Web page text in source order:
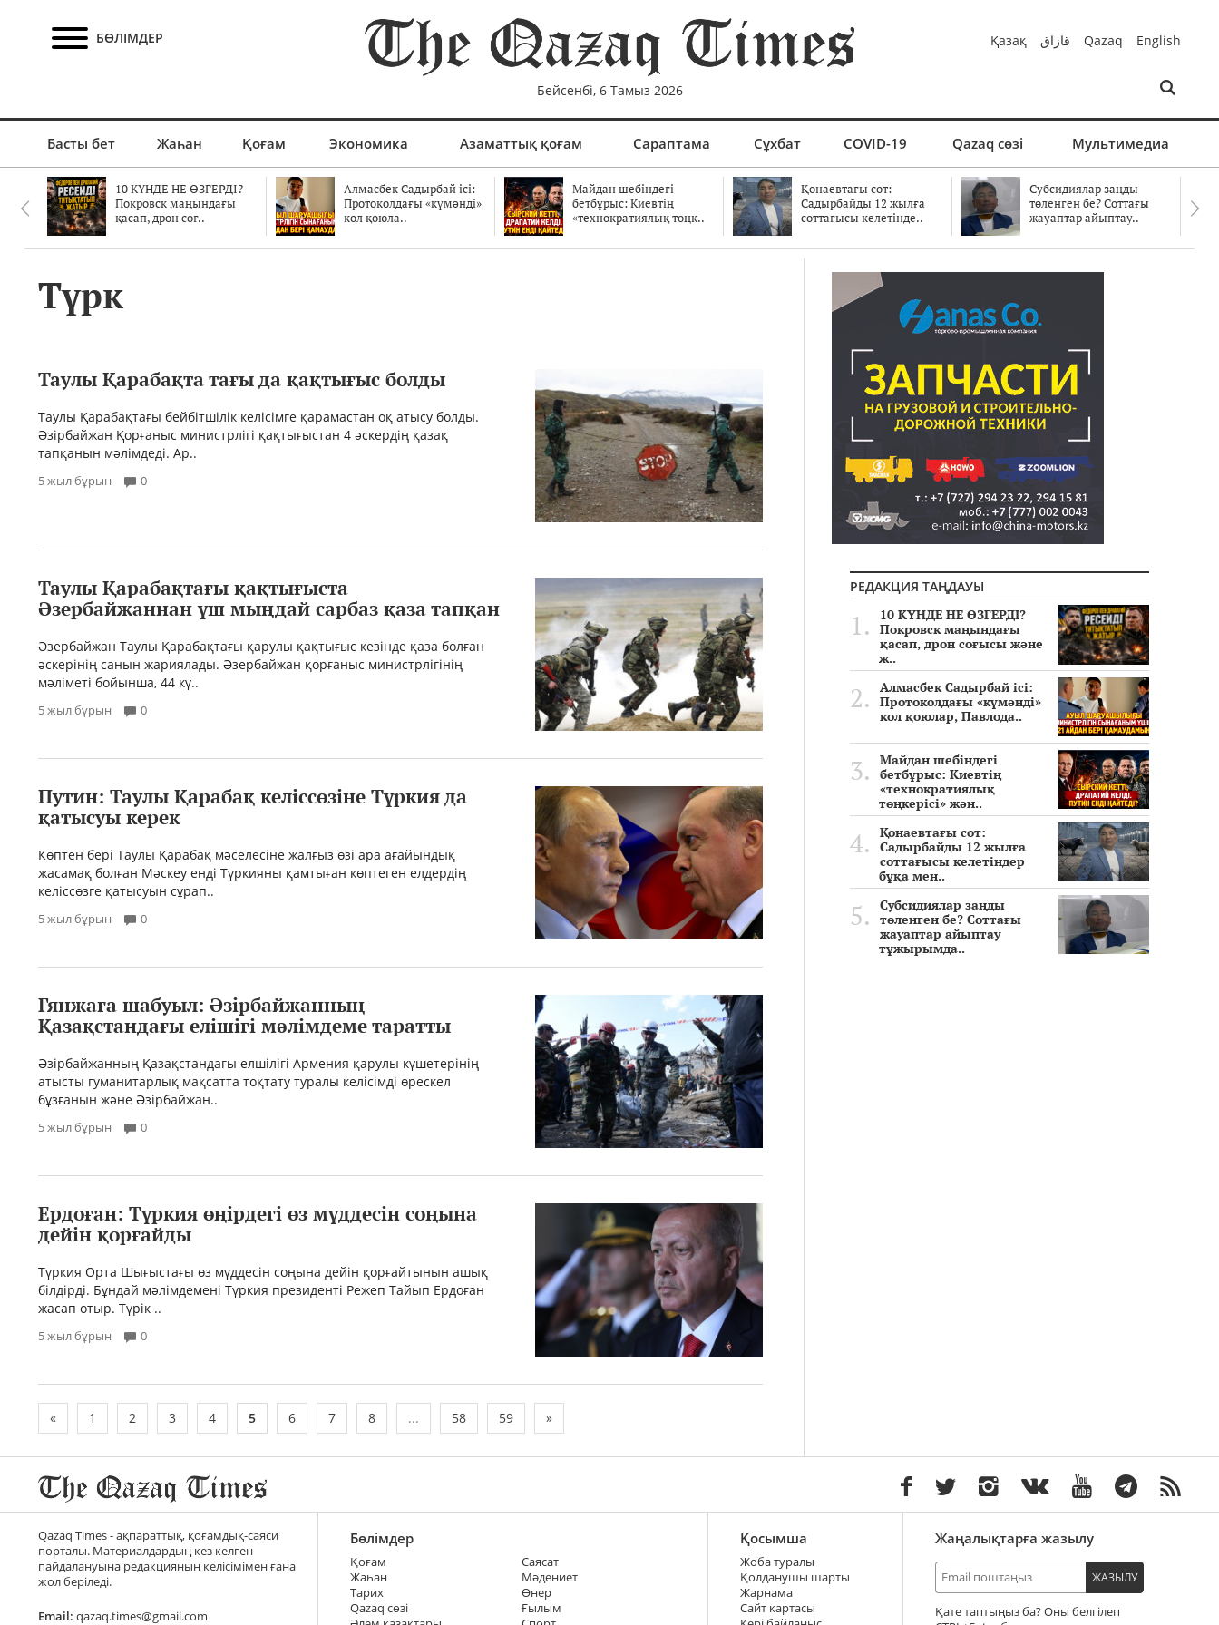
БӨЛІМДЕР
Бейсенбі, 6 Тамыз 2026
Қазақ قازاق Qazaq English
Басты бет Жаһан Қоғам Экономика Азаматтық қоғам Сараптама Сұхбат COVID-19 Qazaq сөзі Мультимедиа
10 КҮНДЕ НЕ ӨЗГЕРДІ?
Покровск маңындағы
қасап, дрон соғ..
Алмасбек Садырбай ісі:
Протоколдағы «күмәнді»
кол қоюла..
Майдан шебіндегі
бетбұрыс: Киевтің
«технократиялық төңк..
Қонаевтағы сот:
Садырбайды 12 жылға
соттағысы келетінде..
Субсидиялар заңды
төленген бе? Соттағы
жауаптар айыптау..
Түрк
Таулы Қарабақта тағы да қақтығыс болды
Таулы Қарабақтағы бейбітшілік келісімге қарамастан оқ атысу болды.
Әзірбайжан Қорғаныс министрлігі қақтығыстан 4 әскердің қазақ
тапқанын мәлімдеді. Ар..
5 жыл бұрын 0
Таулы Қарабақтағы қақтығыста
Әзербайжаннан үш мыңдай сарбаз қаза тапқан
Әзербайжан Таулы Қарабақтағы қарулы қақтығыс кезінде қаза болған
әскерінің санын жариялады. Әзербайжан қорғаныс министрлігінің
мәліметі бойынша, 44 кү..
5 жыл бұрын 0
Путин: Таулы Қарабақ келіссөзіне Түркия да
қатысуы керек
Көптен бері Таулы Қарабақ мәселесіне жалғыз өзі ара ағайындық
жасамақ болған Мәскеу енді Түркияны қамтыған көптеген елдердің
келіссөзге қатысуын сұрап..
5 жыл бұрын 0
Гянжаға шабуыл: Әзірбайжанның
Қазақстандағы елішігі мәлімдеме таратты
Әзірбайжанның Қазақстандағы елшілігі Армения қарулы күшетерінің
атысты гуманитарлық мақсатта тоқтату туралы келісімді өрескел
бұзғанын және Әзірбайжан..
5 жыл бұрын 0
Ердоған: Түркия өңірдегі өз мүддесін соңына
дейін қорғайды
Түркия Орта Шығыстағы өз мүддесін соңына дейін қорғайтынын ашық
білдірді. Бұндай мәлімдемені Түркия президенті Режеп Тайып Ердоған
жасап отыр. Түрік ..
5 жыл бұрын 0
« 1 2 3 4 5 6 7 8 ... 58 59 »
РЕДАКЦИЯ ТАҢДАУЫ
10 КҮНДЕ НЕ ӨЗГЕРДІ?
Покровск маңындағы
қасап, дрон соғысы және
ж..
Алмасбек Садырбай ісі:
Протоколдағы «күмәнді»
кол қоюлар, Павлода..
Майдан шебіндегі
бетбұрыс: Киевтің
«технократиялық
төңкерісі» жән..
Қонаевтағы сот:
Садырбайды 12 жылға
соттағысы келетіндер
бұқа мен..
Субсидиялар заңды
төленген бе? Соттағы
жауаптар айыптау
тұжырымда..
Qazaq Times - ақпараттық, қоғамдық-саяси
порталы. Материалдардың кез келген
пайдалануына редакцияның келісімімен ғана
жол беріледі.
Email: qazaq.times@gmail.com
Бөлімдер
Қоғам
Жаһан
Тарих
Qazaq сөзі
Саясат
Мәдениет
Өнер
Ғылым
Қосымша
Жоба туралы
Қолданушы шарты
Жарнама
Сайт картасы
Жаңалықтарға жазылу
ЖАЗЫЛУ
Қате таптыңыз ба? Оны белгілеп